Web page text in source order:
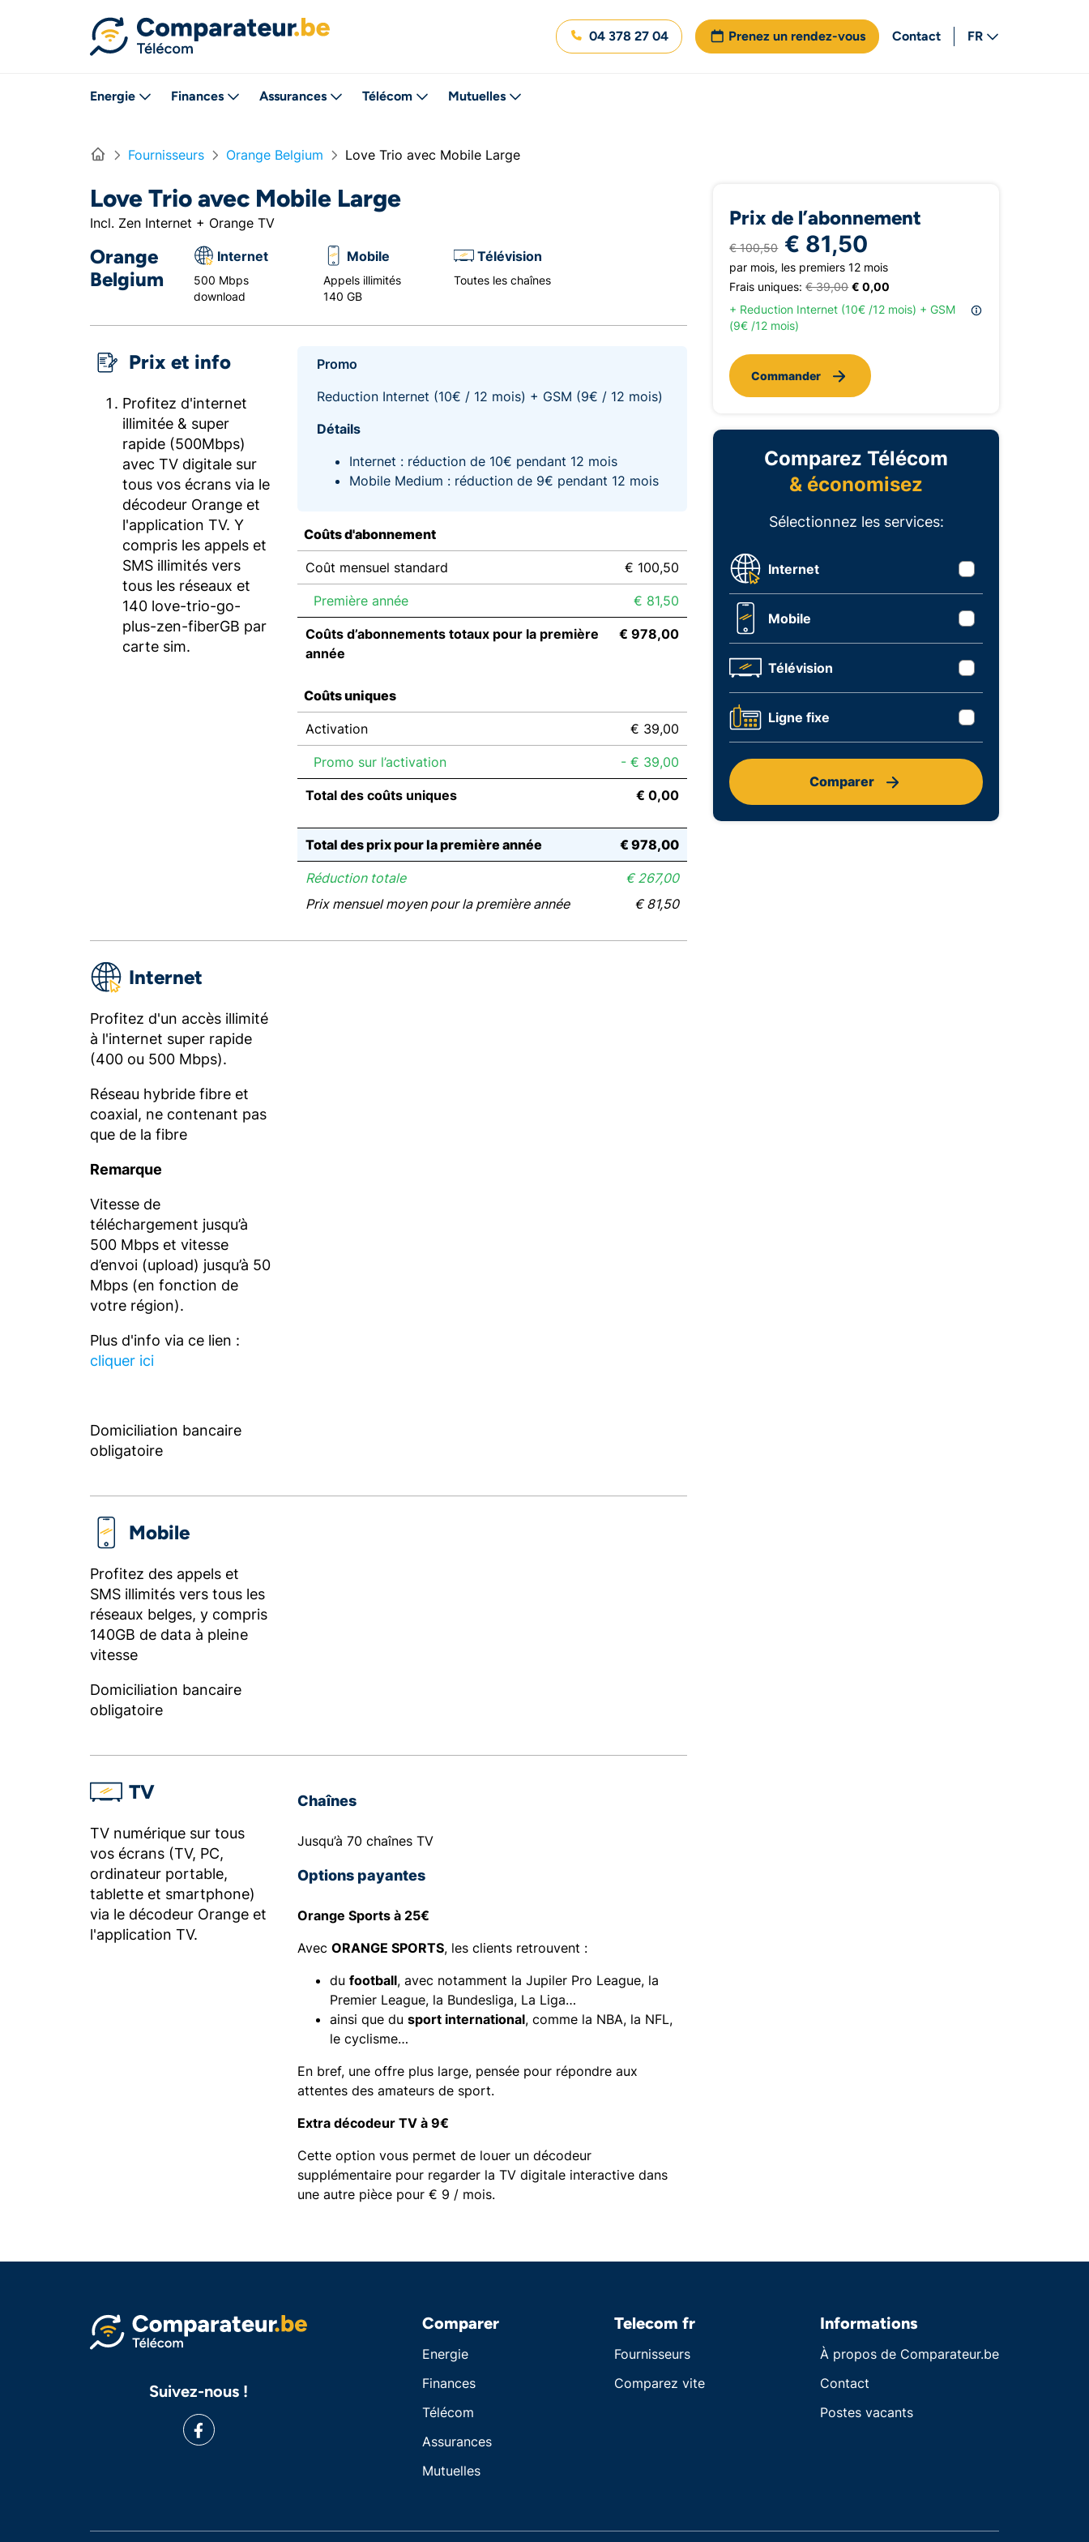
04 378 27 04 Prenez un rendez-vous Contact
FR
Energie Finances Assurances Télécom Mutuelles
Home Fournisseurs Orange Belgium Love Trio avec Mobile Large
Love Trio avec Mobile Large
Incl. Zen Internet + Orange TV
Orange
Belgium
Internet
500 Mbps
download
Mobile
Appels illimités
140 GB
Télévision
Toutes les chaînes
Prix et info
Profitez d'internet
illimitée & super
rapide (500Mbps)
avec TV digitale sur
tous vos écrans via le
décodeur Orange et
l'application TV. Y
compris les appels et
SMS illimités vers
tous les réseaux et
140 love-trio-go-
plus-zen-fiberGB par
carte sim.
Promo
Reduction Internet (10€ / 12 mois) + GSM (9€ / 12 mois)
Détails
Internet : réduction de 10€ pendant 12 mois
Mobile Medium : réduction de 9€ pendant 12 mois
Coûts d'abonnement
Coût mensuel standard € 100,50
Première année € 81,50
Coûts d’abonnements totaux pour la première
année
€ 978,00
Coûts uniques
Activation € 39,00
Promo sur l’activation - € 39,00
Total des coûts uniques € 0,00
Total des prix pour la première année € 978,00
Réduction totale
€ 267,00
Prix mensuel moyen pour la première année
€ 81,50
Internet
Profitez d'un accès illimité
à l'internet super rapide
(400 ou 500 Mbps).
Réseau hybride fibre et
coaxial, ne contenant pas
que de la fibre
Remarque
Vitesse de
téléchargement jusqu’à
500 Mbps et vitesse
d’envoi (upload) jusqu’à 50
Mbps (en fonction de
votre région).
Plus d'info via ce lien :
cliquer ici
Domiciliation bancaire
obligatoire
Mobile
Profitez des appels et
SMS illimités vers tous les
réseaux belges, y compris
140GB de data à pleine
vitesse
Domiciliation bancaire
obligatoire
TV
TV numérique sur tous
vos écrans (TV, PC,
ordinateur portable,
tablette et smartphone)
via le décodeur Orange et
l'application TV.
Chaînes
Jusqu’à 70 chaînes TV
Options payantes
Orange Sports à 25€
AvecORANGE SPORTS, les clients retrouvent :
dufootball, avec notamment la Jupiler Pro League, la
Premier League, la Bundesliga, La Liga…
ainsi que dusport international, comme la NBA, la NFL,
le cyclisme…
En bref, une offre plus large, pensée pour répondre aux
attentes des amateurs de sport.
Extra décodeur TV à 9€
Cette option vous permet de louer un décodeur
supplémentaire pour regarder la TV digitale interactive dans
une autre pièce pour € 9 / mois.
Prix de l’abonnement
€ 100,50 € 81,50
par mois, les premiers 12 mois
Frais uniques: € 39,00 € 0,00
+ Reduction Internet (10€ /12 mois) + GSM
(9€ /12 mois)
Commander
Comparez Télécom
& économisez
Sélectionnez les services:
Internet
Mobile
Télévision
Ligne fixe
Comparer
Suivez-nous !
Comparer
Energie
Finances
Télécom
Assurances
Mutuelles
Telecom fr
Fournisseurs
Comparez vite
Informations
À propos de Comparateur.be
Contact
Postes vacants